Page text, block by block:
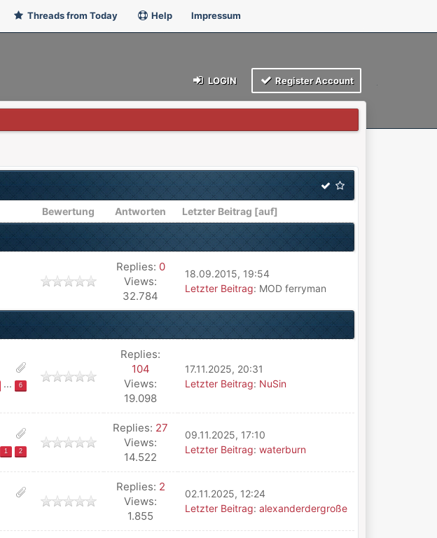
Threads from Today Help Impressum
LOGIN Register Account
Bewertung Antworten Letzter Beitrag [auf]
Replies: 0
Views:
32.784
18.09.2015, 19:54
Letzter Beitrag: MOD ferryman
... 6
Replies:
104
Views:
19.098
17.11.2025, 20:31
Letzter Beitrag: NuSin
1 2
Replies: 27
Views:
14.522
09.11.2025, 17:10
Letzter Beitrag: waterburn
Replies: 2
Views:
1.855
02.11.2025, 12:24
Letzter Beitrag: alexanderdergroße